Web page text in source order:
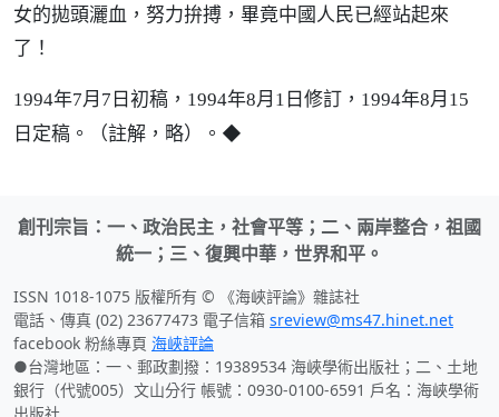
女的拋頭灑血，努力拚搏，畢竟中國人民已經站起來
了！
1994年7月7日初稿，1994年8月1日修訂，1994年8月15
日定稿。（註解，略）。 ◆
創刊宗旨：一、政治民主，社會平等；二、兩岸整合，祖國
統一；三、復興中華，世界和平。
ISSN 1018-1075 版權所有 © 《海峽評論》雜誌社
電話、傳真 (02) 23677473 電子信箱 sreview@ms47.hinet.net
facebook 粉絲專頁 海峽評論
●台灣地區：一、郵政劃撥：19389534 海峽學術出版社；二、土地
銀行（代號005）文山分行 帳號：0930-0100-6591 戶名：海峽學術